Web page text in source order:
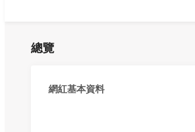
總覽
網紅基本資料